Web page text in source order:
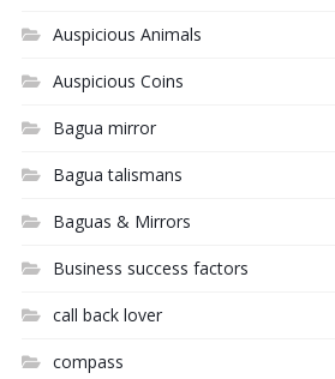
Auspicious Animals
Auspicious Coins
Bagua mirror
Bagua talismans
Baguas & Mirrors
Business success factors
call back lover
compass